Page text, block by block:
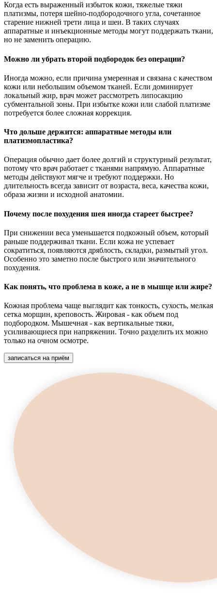
Когда есть выраженный избыток кожи, тяжелые тяжи
платизмы, потеря шейно-подбородочного угла, сочетанное
старение нижней трети лица и шеи. В таких случаях
аппаратные и инъекционные методы могут поддержать ткани,
но не заменить операцию.
Можно ли убрать второй подбородок без операции?
Иногда можно, если причина умеренная и связана с качеством
кожи или небольшим объемом тканей. Если доминирует
локальный жир, врач может рассмотреть липосакцию
субментальной зоны. При избытке кожи или слабой платизме
потребуется более сложная коррекция.
Что дольше держится: аппаратные методы или
платизмопластика?
Операция обычно дает более долгий и структурный результат,
потому что врач работает с тканями напрямую. Аппаратные
методы действуют мягче и требуют поддержки. Но
длительность всегда зависит от возраста, веса, качества кожи,
образа жизни и исходной анатомии.
Почему после похудения шея иногда стареет быстрее?
При снижении веса уменьшается подкожный объем, который
раньше поддерживал ткани. Если кожа не успевает
сократиться, появляются дряблость, складки, размытый угол.
Особенно это заметно после быстрого или значительного
похудения.
Как понять, что проблема в коже, а не в мышце или жире?
Кожная проблема чаще выглядит как тонкость, сухость, мелкая
сетка морщин, креповость. Жировая - как объем под
подбородком. Мышечная - как вертикальные тяжи,
усиливающиеся при напряжении. Точно разделить их можно
только на очном осмотре.
записаться на приём